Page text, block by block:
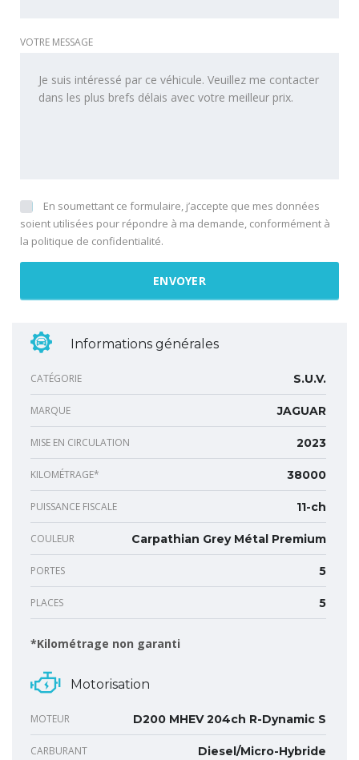
VOTRE MESSAGE
En soumettant ce formulaire, j’accepte que mes données
soient utilisées pour répondre à ma demande, conformément à
la politique de confidentialité.
Informations générales
CATÉGORIE S.U.V.
MARQUE JAGUAR
MISE EN CIRCULATION 2023
KILOMÉTRAGE* 38000
PUISSANCE FISCALE 11-ch
COULEUR Carpathian Grey Métal Premium
PORTES 5
PLACES 5
*Kilométrage non garanti
Motorisation
MOTEUR D200 MHEV 204ch R-Dynamic S
CARBURANT Diesel/Micro-Hybride